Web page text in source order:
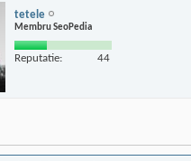
tetele
Membru SeoPedia
Reputatie: 44